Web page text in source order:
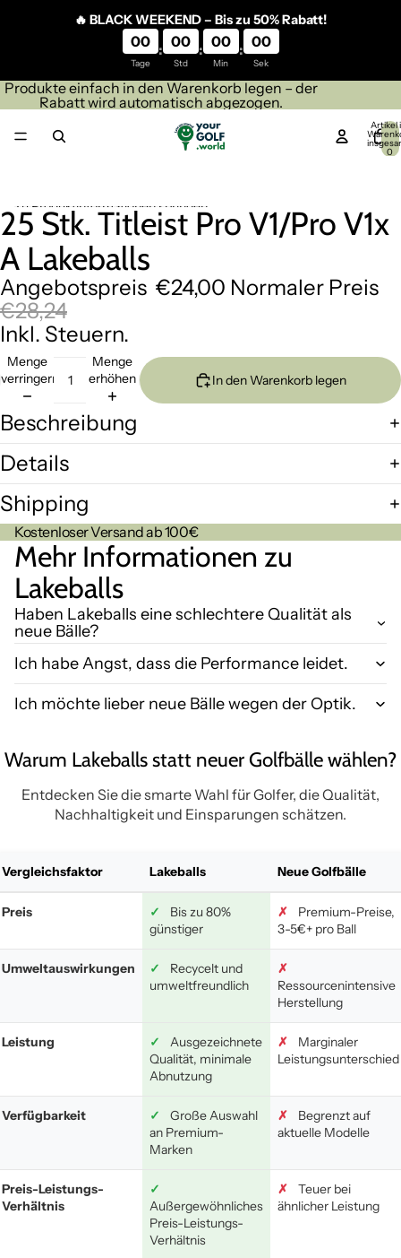
🔥 BLACK WEEKEND – Bis zu 50% Rabatt!
00
Tage
: 00
Std
: 00
Min
: 00
Sek
Produkte einfach in den Warenkorb legen – der
Rabatt wird automatisch abgezogen.
Artikel
0
Zu Produktinformationen springen
Bild
im
Vollbildmodus
öffnen
Bild
im
Vollbildmodus
öffnen
25 Stk. Titleist Pro V1/Pro V1x
A Lakeballs
Angebotspreis €24,00 Normaler Preis
€28,24
Inkl. Steuern.
Menge
verringern
Menge
erhöhen
In den Warenkorb legen
Beschreibung
Details
Shipping
Kostenloser Versand ab 100€
Mehr Informationen zu
Lakeballs
Haben Lakeballs eine schlechtere Qualität als
neue Bälle?
Ich habe Angst, dass die Performance leidet.
Ich möchte lieber neue Bälle wegen der Optik.
Warum Lakeballs statt neuer Golfbälle wählen?
Entdecken Sie die smarte Wahl für Golfer, die Qualität,
Nachhaltigkeit und Einsparungen schätzen.
Vergleichsfaktor Lakeballs Neue Golfbälle
Preis ✓
Bis zu 80%
günstiger
✗
Premium-Preise,
3-5€+ pro Ball
Umweltauswirkungen ✓
Recycelt und
umweltfreundlich
✗
Ressourcenintensive
Herstellung
Leistung ✓
Ausgezeichnete
Qualität, minimale
Abnutzung
✗
Marginaler
Leistungsunterschied
Verfügbarkeit ✓
Große Auswahl
an Premium-
Marken
✗
Begrenzt auf
aktuelle Modelle
Preis-Leistungs-
Verhältnis
✓
Außergewöhnliches
Preis-Leistungs-
Verhältnis
✗
Teuer bei
ähnlicher Leistung